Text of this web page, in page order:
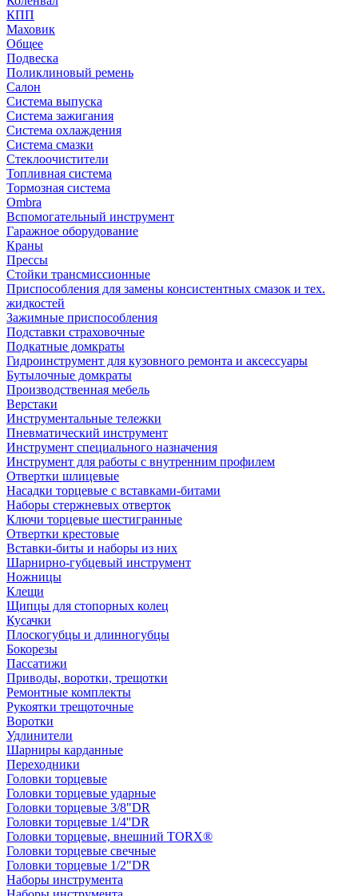
КПП
Маховик
Общее
Подвеска
Поликлиновый ремень
Салон
Система выпуска
Система зажигания
Система охлаждения
Система смазки
Стеклоочистители
Топливная система
Тормозная система
Ombra
Вспомогательный инструмент
Гаражное оборудование
Краны
Прессы
Стойки трансмиссионные
Приспособления для замены консистентных смазок и тех.
жидкостей
Зажимные приспособления
Подставки страховочные
Подкатные домкраты
Гидроинструмент для кузовного ремонта и аксессуары
Бутылочные домкраты
Производственная мебель
Верстаки
Инструментальные тележки
Пневматический инструмент
Инструмент специального назначения
Инструмент для работы с внутренним профилем
Отвертки шлицевые
Насадки торцевые с вставками-битами
Наборы стержневых отверток
Ключи торцевые шестигранные
Отвертки крестовые
Вставки-биты и наборы из них
Шарнирно-губцевый инструмент
Ножницы
Клещи
Щипцы для стопорных колец
Кусачки
Плоскогубцы и длинногубцы
Бокорезы
Пассатижи
Приводы, воротки, трещотки
Ремонтные комплекты
Рукоятки трещоточные
Воротки
Удлинители
Шарниры карданные
Переходники
Головки торцевые
Головки торцевые ударные
Головки торцевые 3/8"DR
Головки торцевые 1/4''DR
Головки торцевые, внешний TORX®
Головки торцевые свечные
Головки торцевые 1/2"DR
Наборы инструмента